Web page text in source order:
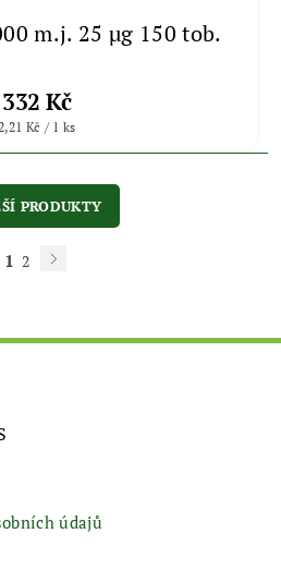
m.j. 25 μg 150 tob.
332 Kč
Kč / 1 ks
PRODUKTY
1 2
údajů